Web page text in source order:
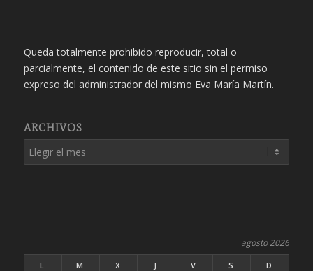
Queda totalmente prohibido reproducir, total o
parcialmente, el contenido de este sitio sin el permiso
expreso del administrador del mismo Eva María Martín.
ARCHIVOS
agosto 2026
L M X J V S
D